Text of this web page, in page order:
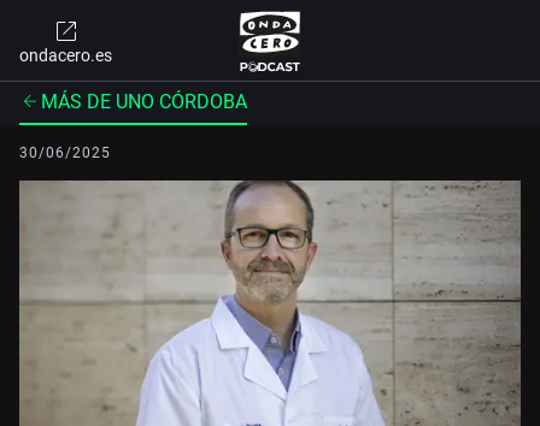
ondacero.es
MÁS DE UNO CÓRDOBA
30/06/2025